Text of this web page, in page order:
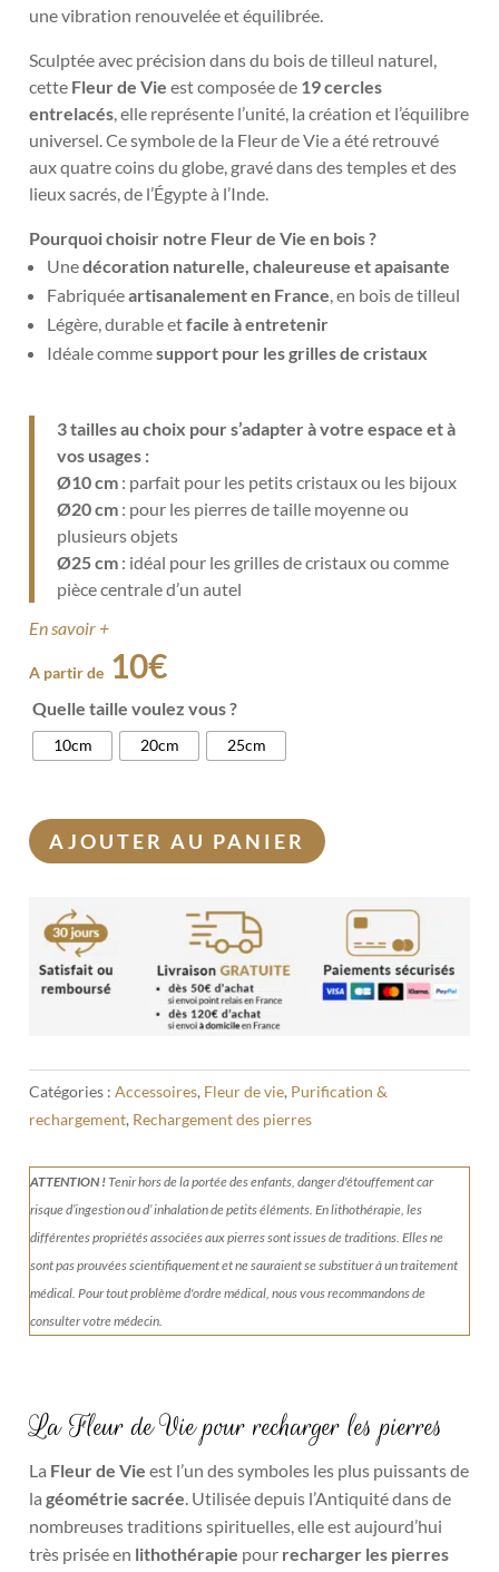
une vibration renouvelée et équilibrée.
Sculptée avec précision dans du bois de tilleul naturel,
cette Fleur de Vie est composée de 19 cercles
entrelacés , elle représente l’unité, la création et l’équilibre
universel. Ce symbole de la Fleur de Vie a été retrouvé
aux quatre coins du globe, gravé dans des temples et des
lieux sacrés, de l’Égypte à l’Inde.
Pourquoi choisir notre Fleur de Vie en bois ?
Unedécoration naturelle, chaleureuse et apaisante
Fabriquéeartisanalement en France , en bois de tilleul
Légère, durable etfacile à entretenir
Idéale commesupport pour les grilles de cristaux
3 tailles au choix pour s’adapter à votre espace et à
vos usages :
Ø10 cm : parfait pour les petits cristaux ou les bijoux
Ø20 cm : pour les pierres de taille moyenne ou
plusieurs objets
Ø25 cm : idéal pour les grilles de cristaux ou comme
pièce centrale d’un autel
En savoir +
A partir de 10€
Quelle taille voulez vous ?
10cm 20cm 25cm
AJOUTER AU PANIER
Catégories :Accessoires, Fleur de vie, Purification &
rechargement, Rechargement des pierres
ATTENTION !Tenirhors de la portée des enfants, danger d'étouffement car
risque d’ingestion ou d’ inhalation de petits éléments.En lithothérapie, les
différentes propriétés associées aux pierres sont issues de traditions. Elles ne
sont pas prouvées scientifiquement et ne sauraient se substituer à un traitement
médical. Pour tout problème d'ordre médical, nous vous recommandons de
consulter votre médecin.
La Fleur de Vie pour recharger les pierres
La Fleur de Vie est l’un des symboles les plus puissants de
lagéométrie sacrée. Utilisée depuis l’Antiquité dans de
nombreuses traditions spirituelles, elle est aujourd’hui
très prisée en lithothérapie pour recharger les pierres